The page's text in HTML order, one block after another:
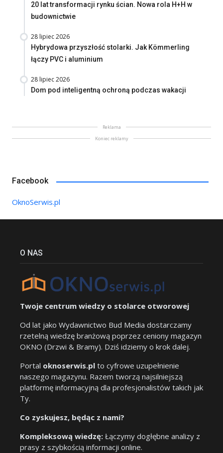
20 lat transformacji rynku ścian. Nowa rola H+H w
budownictwie
28 lipiec 2026
Hybrydowa przyszłość stolarki. Jak Kömmerling
łączy PVC i aluminium
28 lipiec 2026
Dom pod inteligentną ochroną podczas wakacji
Reklama
Koniec reklamy
Facebook
OknoSerwis.pl
O NAS
Twoje centrum wiedzy o stolarce otworowej
Od lat jako Wydawnictwo Bud Media dostarczamy
rzetelną wiedzę branżową poprzez ceniony magazyn
OKNO (Drzwi & Bramy). Dziś idziemy o krok dalej.
Portal oknoserwis.pl to cyfrowe uzupełnienie
naszego magazynu. Razem tworzą najsilniejszą
platformę informacyjną dla profesjonalistów takich jak
Ty.
Co zyskujesz, będąc z nami?
Kompleksową wiedzę: Łączymy dogłębne analizy z
prasy z szybkością informacji online.